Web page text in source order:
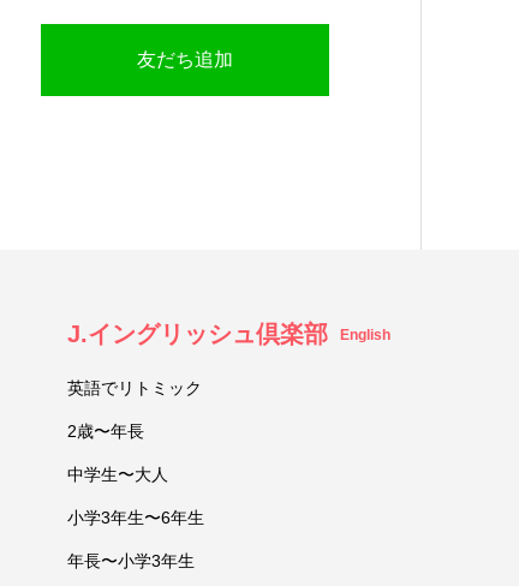
友だち追加
J.イングリッシュ倶楽部 English
英語でリトミック
2歳〜年長
中学生〜大人
小学3年生〜6年生
年長〜小学3年生